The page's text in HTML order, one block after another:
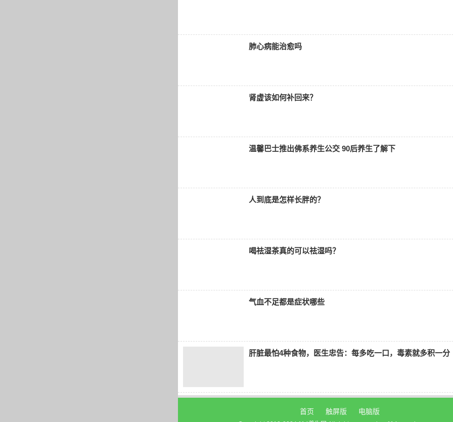
肺心病能治愈吗
肾虚该如何补回来？
温馨巴士推出佛系养生公交 90后养生了解下
人到底是怎样长胖的？
喝祛湿茶真的可以祛湿吗？
气血不足都是症状哪些
肝脏最怕4种食物，医生忠告：每多吃一口，毒素就多积一分
首页 触屏版 电脑版